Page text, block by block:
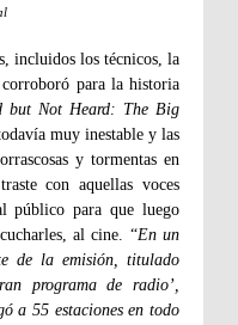
incluidos los técnicos, la
para la historia
but Not Heard: The Big
muy inestable y las
y tormentas en
con aquellas voces
público para que luego
al cine. “En un
de la emisión, titulado
programa de radio’,
a 55 estaciones en todo